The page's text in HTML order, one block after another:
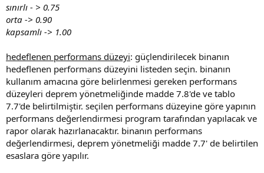
sınırlı - > 0.75
orta -> 0.90
kapsamlı -> 1.00
hedeflenen performans düzeyi: güçlendirilecek binanın
hedeflenen performans düzeyini listeden seçin. binanın
kullanım amacına göre belirlenmesi gereken performans
düzeyleri deprem yönetmeliğinde madde 7.8'de ve tablo
7.7'de belirtilmiştir. seçilen performans düzeyine göre yapının
performans değerlendirmesi program tarafından yapılacak ve
rapor olarak hazırlanacaktır. binanın performans
değerlendirmesi, deprem yönetmeliği madde 7.7' de belirtilen
esaslara göre yapılır.